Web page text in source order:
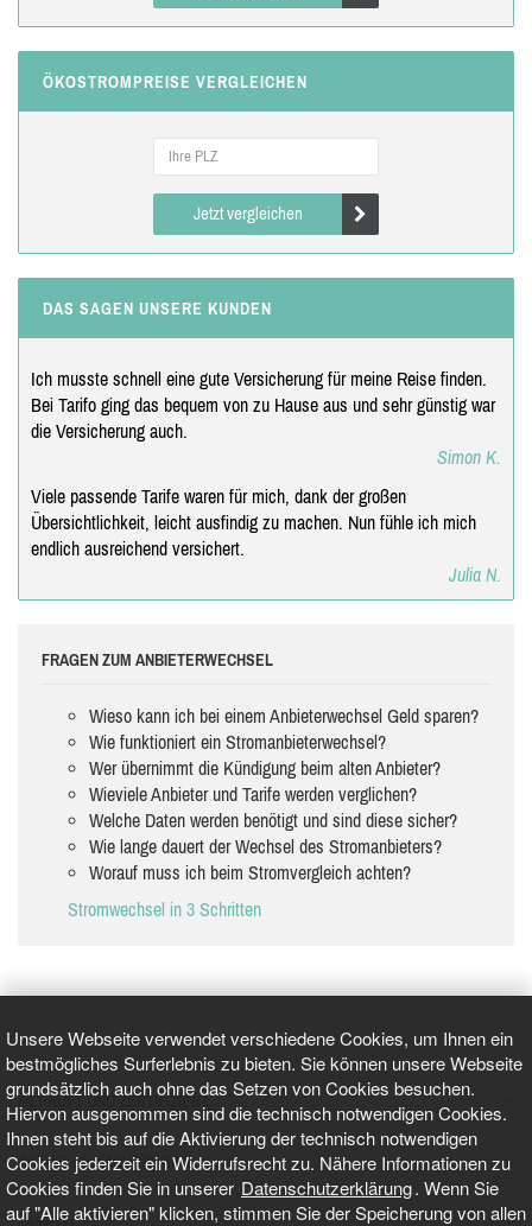
Unsere Webseite verwendet verschiedene Cookies, um Ihnen ein
bestmögliches Surferlebnis zu bieten. Sie können unsere Webseite
grundsätzlich auch ohne das Setzen von Cookies besuchen.
Hiervon ausgenommen sind die technisch notwendigen Cookies.
Ihnen steht bis auf die Aktivierung der technisch notwendigen
Cookies jederzeit ein Widerrufsrecht zu. Nähere Informationen zu
Cookies finden Sie in unserer Datenschutzerklärung. Wenn Sie
auf "Alle aktivieren" klicken, stimmen Sie der Speicherung von allen
ÖKOSTROMPREISE VERGLEICHEN
Jetzt vergleichen
DAS SAGEN UNSERE KUNDEN
Ich musste schnell eine gute Versicherung für meine Reise finden.
Bei Tarifo ging das bequem von zu Hause aus und sehr günstig war
die Versicherung auch.
Simon K.
Viele passende Tarife waren für mich, dank der großen
Übersichtlichkeit, leicht ausfindig zu machen. Nun fühle ich mich
endlich ausreichend versichert.
Julia N.
FRAGEN ZUM ANBIETERWECHSEL
Wieso kann ich bei einem Anbieterwechsel Geld sparen?
Wie funktioniert ein Stromanbieterwechsel?
Wer übernimmt die Kündigung beim alten Anbieter?
Wieviele Anbieter und Tarife werden verglichen?
Welche Daten werden benötigt und sind diese sicher?
Wie lange dauert der Wechsel des Stromanbieters?
Worauf muss ich beim Stromvergleich achten?
Stromwechsel in 3 Schritten
GEPRÜFT UND ZERTIFIZIERT
AKTUELLE NACHRICHTEN
TARIFO.DE